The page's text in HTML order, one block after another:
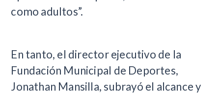
como adultos”.
En tanto, el director ejecutivo de la
Fundación Municipal de Deportes,
Jonathan Mansilla, subrayó el alcance y